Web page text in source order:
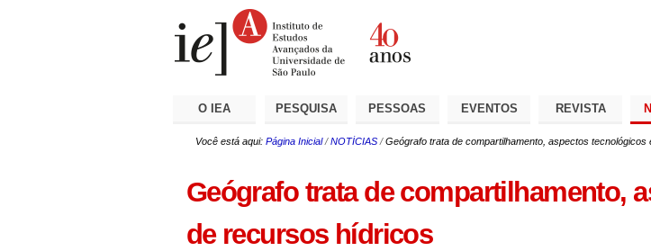
O IEA PESQUISA PESSOAS EVENTOS REVISTA
Você está aqui: Página Inicial /NOTÍCIAS /Geógrafo trata de compartilhamento, aspectos
Geógrafo trata de compartilhamento,
de recursos hídricos